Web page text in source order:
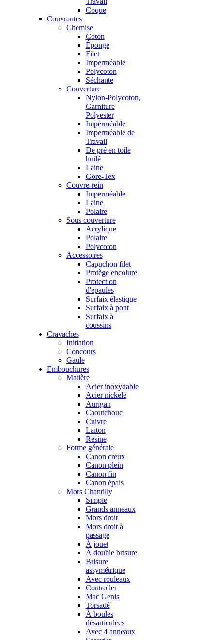
Coque
Couvrantes
Chemise
Coton
Éponge
Filet
Imperméable
Polycoton
Séchante
Couverture
Nylon-Polycoton,
Garniture
Polyester
Imperméable
Imperméable de
Travail
De pré en toile
huilé
Laine
Gore-Tex
Couvre-rein
Imperméable
Laine
Polaire
Sous couverture
Acrylique
Polaire
Polycoton
Accessoires
Capuchon filet
Protège encolure
Protection
d'épaules
Surfaix élastique
Surfaix à pont
Surfaix à
coussins
Cravaches
Initiation
Concours
Gaule
Embouchures
Matière
Acier inoxydable
Acier nickelé
Aurigan
Caoutchouc
Cuivre
Laiton
Résine
Forme générale
Canon creux
Canon plein
Canon fin
Canon épais
Mors Chantilly
Simple
Grands anneaux
Mors droit
Mors droit à
passage
À jouet
À double brisure
Brisure
assymétrique
Avec rouleaux
Controller
Mac Genis
Torsadé
À boules
désarticulées
Avec 4 anneaux